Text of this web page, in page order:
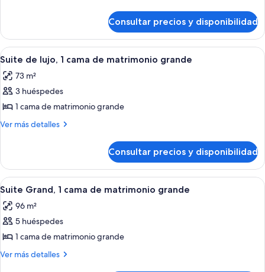
cama
de
matrimonio
grande
superior,
cama
matrimonio
grande
Consultar precios y disponibilidad
Abrir
todas
las
fotos
de
Suite
1
cama
de
matrimonio
grande
Una habitación de hotel moderna
4
Suite de lujo, 1 cama de matrimonio grande
73 m²
3 huéspedes
1 cama de matrimonio grande
Ver más detalles
Más
de
lujo,
1
de
matrimonio
Consultar precios y disponibilidad
Abrir
todas
las
fotos
de
Suite
Una habitación de hotel con cocina,
4
Suite Grand, 1 cama de matrimonio grande
96 m²
5 huéspedes
1 cama de matrimonio grande
Ver más detalles
Más